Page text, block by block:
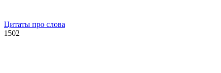
Цитаты про слова
1 502